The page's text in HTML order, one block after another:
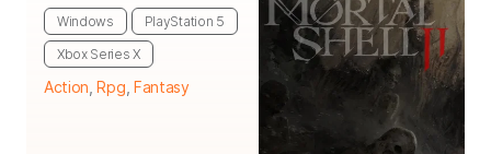
Windows PlayStation 5
Xbox Series X
Action ,Rpg Fantasy